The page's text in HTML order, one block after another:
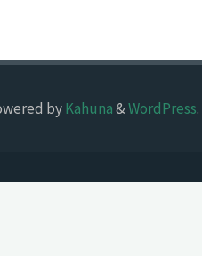
byKahuna&WordPress.